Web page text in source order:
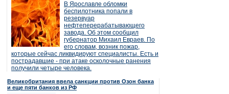
В Ярославле обломки
беспилотника попали в
резервуар
нефтеперерабатывающего
завода. Об этом сообщил
губернатор Михаил Евраев. По
его словам, возник пожар,
которые сейчас ликвидируют специалисты. Есть и
пострадавшие - при атаке осколочные ранения
получили четыре человека.
Великобритания ввела санкции против Озон банка
и еще пяти банков из РФ